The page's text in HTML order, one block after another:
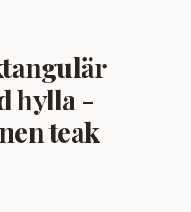
hylla -
teak